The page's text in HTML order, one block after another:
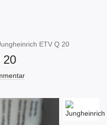
ETV Q 20
20